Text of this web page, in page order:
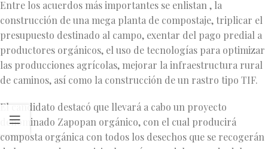
Entre los acuerdos más importantes se enlistan , la
construcción de una mega planta de compostaje, triplicar el
presupuesto destinado al campo, exentar del pago predial a
productores orgánicos, el uso de tecnologías para optimizar
las producciones agrícolas, mejorar la infraestructura rural
de caminos, así como la construcción de un rastro tipo TIF.
El candidato destacó que llevará a cabo un proyecto
denominado Zapopan orgánico, con el cual producirá
composta orgánica con todos los desechos que se recogerán